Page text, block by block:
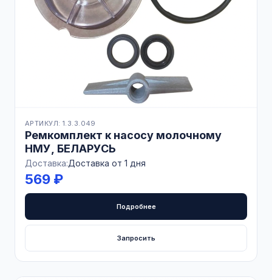
АРТИКУЛ: 1.3.3.049
Ремкомплект к насосу молочному
НМУ, БЕЛАРУСЬ
Доставка:Доставка от 1 дня
569 ₽
Подробнее
Запросить